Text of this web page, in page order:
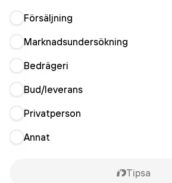
Försäljning
Marknadsundersökning
Bedrägeri
Bud/leverans
Privatperson
Annat
Tipsa